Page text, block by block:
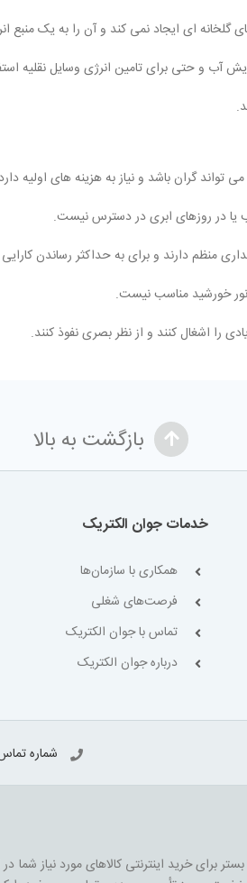
بازگشت به بالا
خدمات جوان الکتریک
همکاری با سازمان‌ها
فرصت‌های شغلی
تماس با جوان الکتریک
درباره جوان الکتریک
شماره
برای خرید اینترنتی کالاهای مورد نیاز